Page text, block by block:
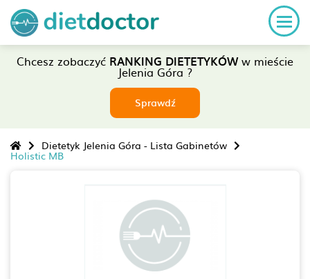
Chcesz zobaczyć RANKING DIETETYKÓWw mieście
Jelenia Góra ?
Sprawdź
Dietetyk Jelenia Góra - Lista Gabinetów
Holistic MB